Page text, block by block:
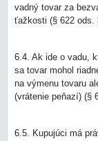
vadný tovar za
ťažkosti (§ 622 ods.
6.4. Ak ide o vadu,
sa tovar mohol
na výmenu tovaru
(vrátenie peňazí) (§
6.5. Kupujúci má